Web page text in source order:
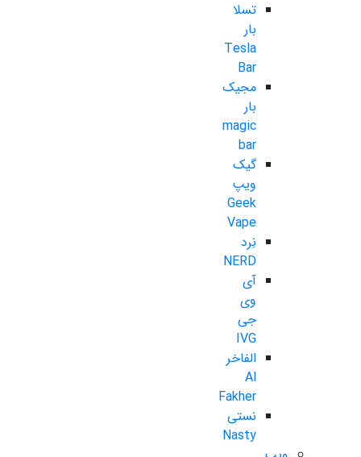
تسلا
بار
Tesla
Bar
مجیک
بار
magic
bar
گیک
ویپ
Geek
Vape
نِرد
NERD
آی
وی
جی
IVG
الفاخر
Al
Fakher
نستی
Nasty